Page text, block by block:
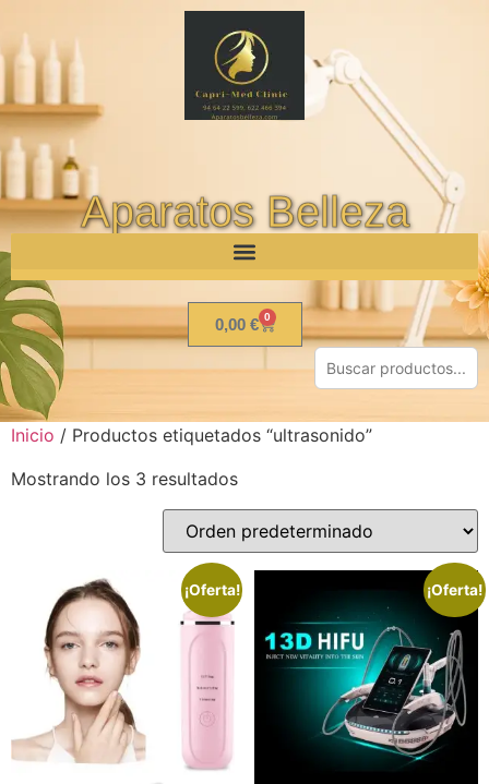
Aparatos Belleza
0,00 € 0
Inicio / Productos etiquetados “ultrasonido”
Mostrando los 3 resultados
¡Oferta! ¡Oferta!